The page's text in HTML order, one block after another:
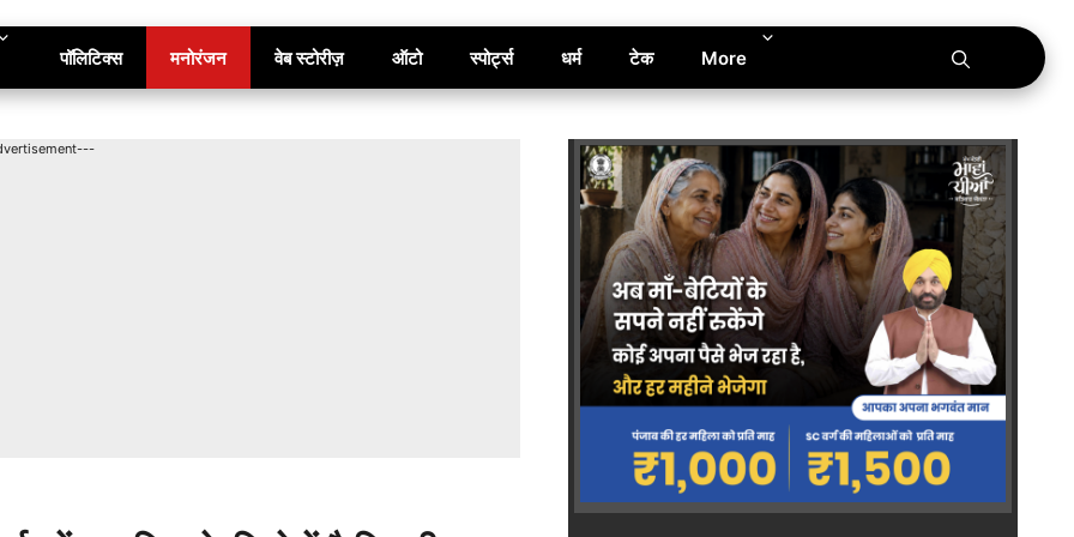
पॉलिटिक्स मनोरंजन वेब स्टोरीज़ ऑटो स्पोर्ट्स धर्म टेक More